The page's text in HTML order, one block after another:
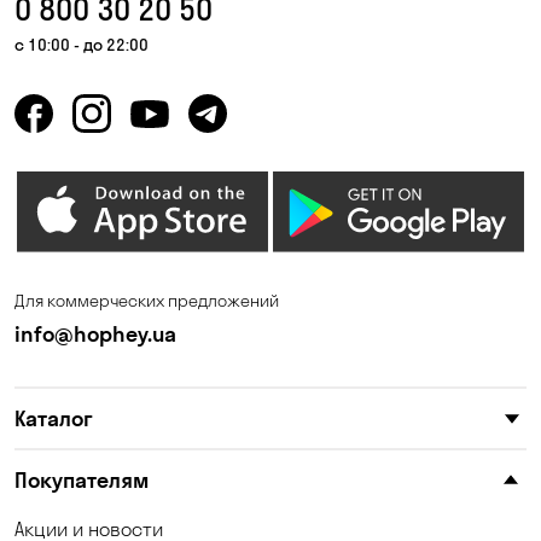
Гостомель
Зазимье Запорожье
Каменные Потоки
Клинцы
Корсунцы
0 800 30 20 50
с 10:00 - до 22:00
Для коммерческих предложений
info@hophey.ua
Каталог
Покупателям
Акции и новости